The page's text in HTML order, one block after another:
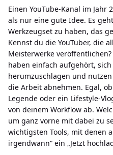
Einen YouTube-Kanal im
als nur eine gute Idee. Es
Werkzeugset zu haben, das
Kennst du die YouTuber, die
Meisterwerke
haben einfach aufgehört,
herumzuschlagen und
die Arbeit abnehmen. Egal,
Legende oder ein Lifestyle-
von deinem Workflow ab.
um ganz vorne mit dabei zu
wichtigsten Tools, mit denen
irgendwann“ ein „Jetzt